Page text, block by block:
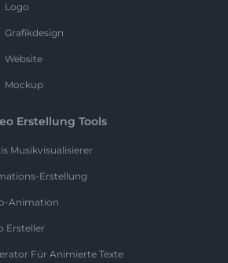
Logo
Grafikdesign
Website
Mockup
Erstellung Tools
Musikvisualisierer
Erstellung
Animation
Ersteller
Für Animierte Texte